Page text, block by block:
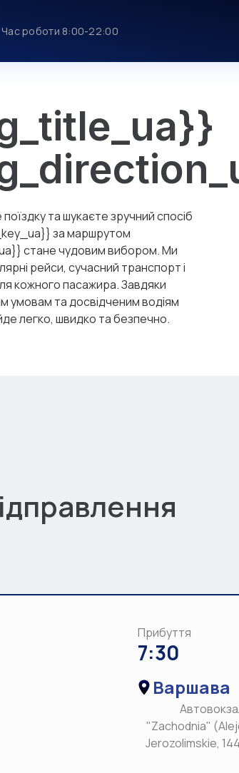
Час роботи 8:00-22:00
та шукаєте зручний спосіб
за маршрутом
стане чудовим вибором. Ми
рейси, сучасний транспорт і
кожного пасажира. Завдяки
умовам та досвідченим водіям
легко, швидко та безпечно.
Прибуття
7:30
Варшава
"Zachodnia"
Jerozolimskie,